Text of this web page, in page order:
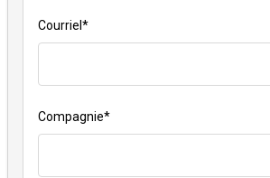
*
Courriel
*
Compagnie